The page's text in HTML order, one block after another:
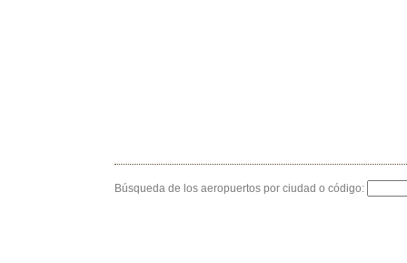
Búsqueda de los aeropuertos por ciudad o código: